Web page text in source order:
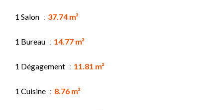
1 Salon 37.74 m²
1 Bureau 14.77 m²
1 Dégagement 11.81 m²
1 Cuisine 8.76 m²